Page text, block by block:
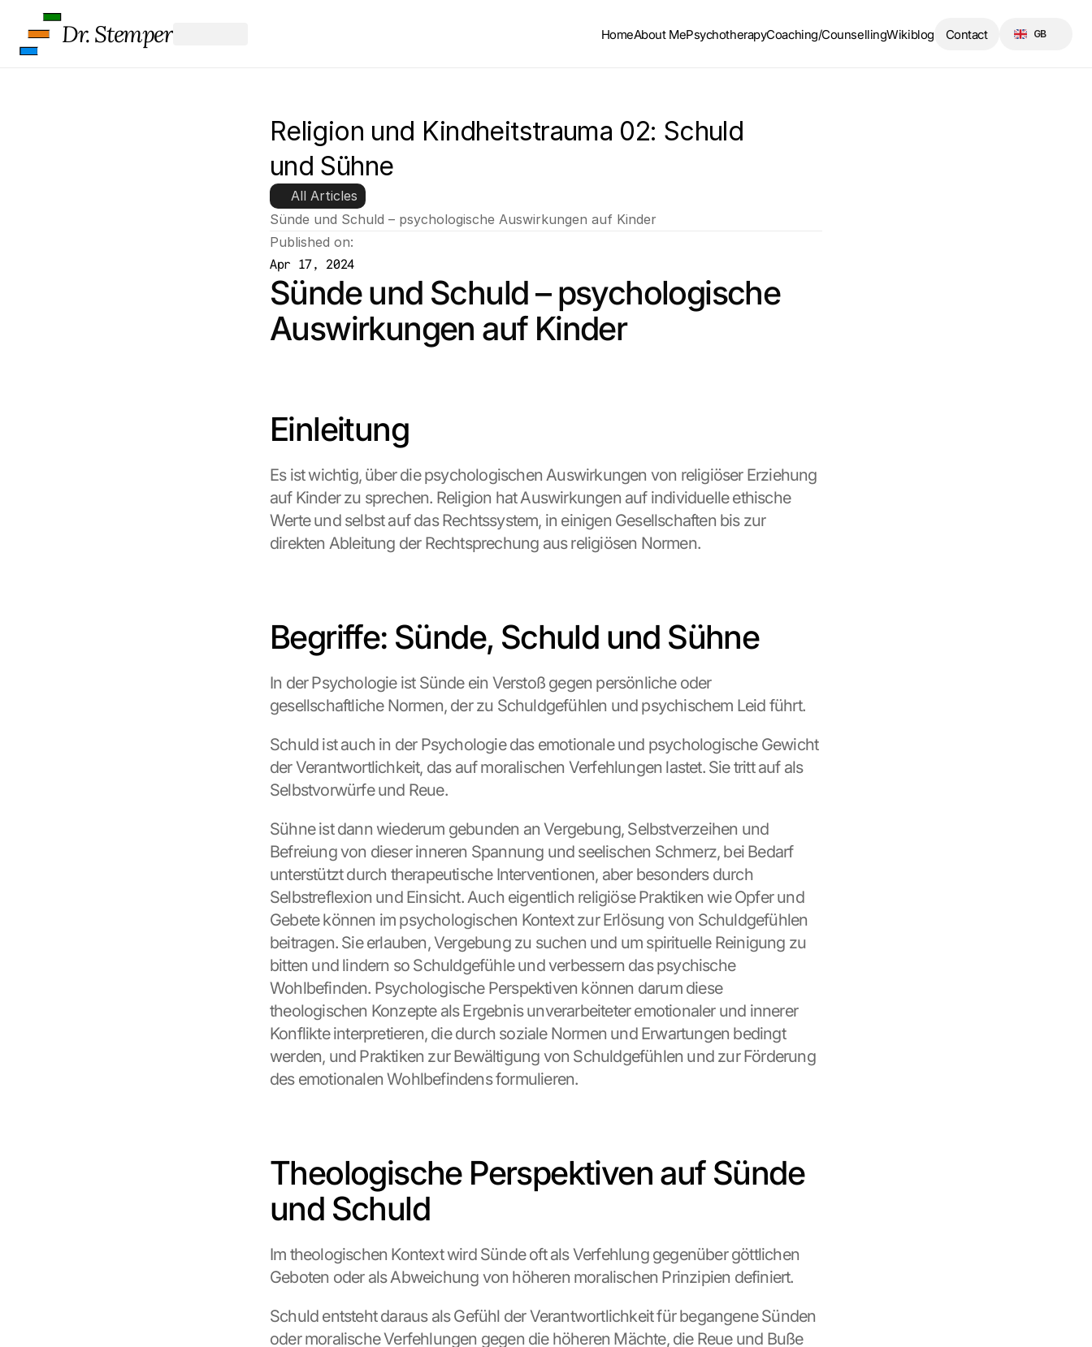
Religion und Kindheitstrauma 02: Schuld
und Sühne
All Articles
Sünde und Schuld – psychologische Auswirkungen auf Kinder
Published on:
Apr 17, 2024
Sünde und Schuld – psychologische
Auswirkungen auf Kinder
Einleitung
Es ist wichtig, über die psychologischen Auswirkungen von religiöser Erziehung
auf Kinder zu sprechen. Religion hat Auswirkungen auf individuelle ethische
Werte und selbst auf das Rechtssystem, in einigen Gesellschaften bis zur
direkten Ableitung der Rechtsprechung aus religiösen Normen.
Begriffe: Sünde, Schuld und Sühne
In der Psychologie ist Sünde ein Verstoß gegen persönliche oder
gesellschaftliche Normen, der zu Schuldgefühlen und psychischem Leid führt.
Schuld ist auch in der Psychologie das emotionale und psychologische Gewicht
der Verantwortlichkeit, das auf moralischen Verfehlungen lastet. Sie tritt auf als
Selbstvorwürfe und Reue.
Sühne ist dann wiederum gebunden an Vergebung, Selbstverzeihen und
Befreiung von dieser inneren Spannung und seelischen Schmerz, bei Bedarf
unterstützt durch therapeutische Interventionen, aber besonders durch
Selbstreflexion und Einsicht. Auch eigentlich religiöse Praktiken wie Opfer und
Gebete können im psychologischen Kontext zur Erlösung von Schuldgefühlen
beitragen. Sie erlauben, Vergebung zu suchen und um spirituelle Reinigung zu
bitten und lindern so Schuldgefühle und verbessern das psychische
Wohlbefinden. Psychologische Perspektiven können darum diese
theologischen Konzepte als Ergebnis unverarbeiteter emotionaler und innerer
Konflikte interpretieren, die durch soziale Normen und Erwartungen bedingt
werden, und Praktiken zur Bewältigung von Schuldgefühlen und zur Förderung
des emotionalen Wohlbefindens formulieren.
Theologische Perspektiven auf Sünde
und Schuld
Im theologischen Kontext wird Sünde oft als Verfehlung gegenüber göttlichen
Geboten oder als Abweichung von höheren moralischen Prinzipien definiert.
Schuld entsteht daraus als Gefühl der Verantwortlichkeit für begangene Sünden
oder moralische Verfehlungen gegen die höheren Mächte, die Reue und Buße
Dr. Stemper HomeAbout MePsychotherapyCoaching/CounsellingWikiblog Contact GB